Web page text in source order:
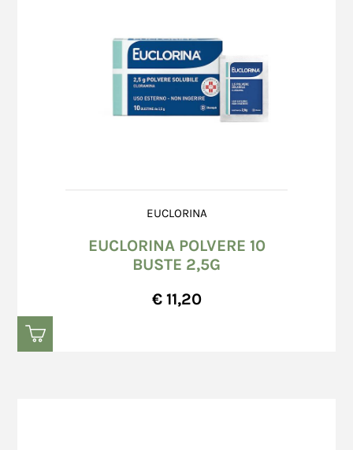
EUCLORINA
EUCLORINA POLVERE 10
BUSTE 2,5G
€ 11,20